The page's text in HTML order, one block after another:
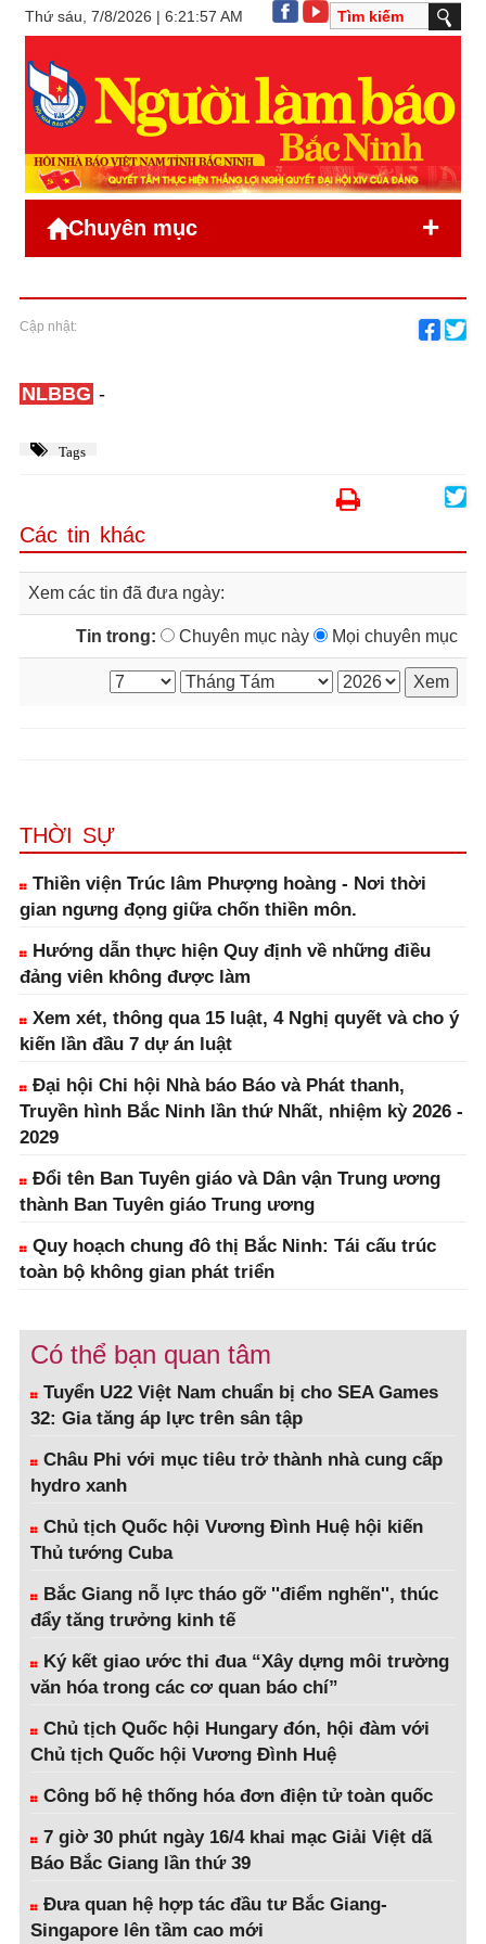
Thứ sáu, 7/8/2026 | 6:21:57 AM
Chuyên mục +
Cập nhật:
NLBBG -
Tags
Các tin khác
Xem các tin đã đưa ngày:
Tin trong: Chuyên mục này Mọi chuyên mục
THỜI SỰ
Thiền viện Trúc lâm Phượng hoàng - Nơi thời
gian ngưng đọng giữa chốn thiền môn.
Hướng dẫn thực hiện Quy định về những điều
đảng viên không được làm
Xem xét, thông qua 15 luật, 4 Nghị quyết và cho ý
kiến lần đầu 7 dự án luật
Đại hội Chi hội Nhà báo Báo và Phát thanh,
Truyền hình Bắc Ninh lần thứ Nhất, nhiệm kỳ 2026 -
2029
Đổi tên Ban Tuyên giáo và Dân vận Trung ương
thành Ban Tuyên giáo Trung ương
Quy hoạch chung đô thị Bắc Ninh: Tái cấu trúc
toàn bộ không gian phát triển
Có thể bạn quan tâm
Tuyển U22 Việt Nam chuẩn bị cho SEA Games
32: Gia tăng áp lực trên sân tập
Châu Phi với mục tiêu trở thành nhà cung cấp
hydro xanh
Chủ tịch Quốc hội Vương Đình Huệ hội kiến
Thủ tướng Cuba
Bắc Giang nỗ lực tháo gỡ ''điểm nghẽn'', thúc
đẩy tăng trưởng kinh tế
Ký kết giao ước thi đua “Xây dựng môi trường
văn hóa trong các cơ quan báo chí”
Chủ tịch Quốc hội Hungary đón, hội đàm với
Chủ tịch Quốc hội Vương Đình Huệ
Công bố hệ thống hóa đơn điện tử toàn quốc
7 giờ 30 phút ngày 16/4 khai mạc Giải Việt dã
Báo Bắc Giang lần thứ 39
Đưa quan hệ hợp tác đầu tư Bắc Giang-
Singapore lên tầm cao mới